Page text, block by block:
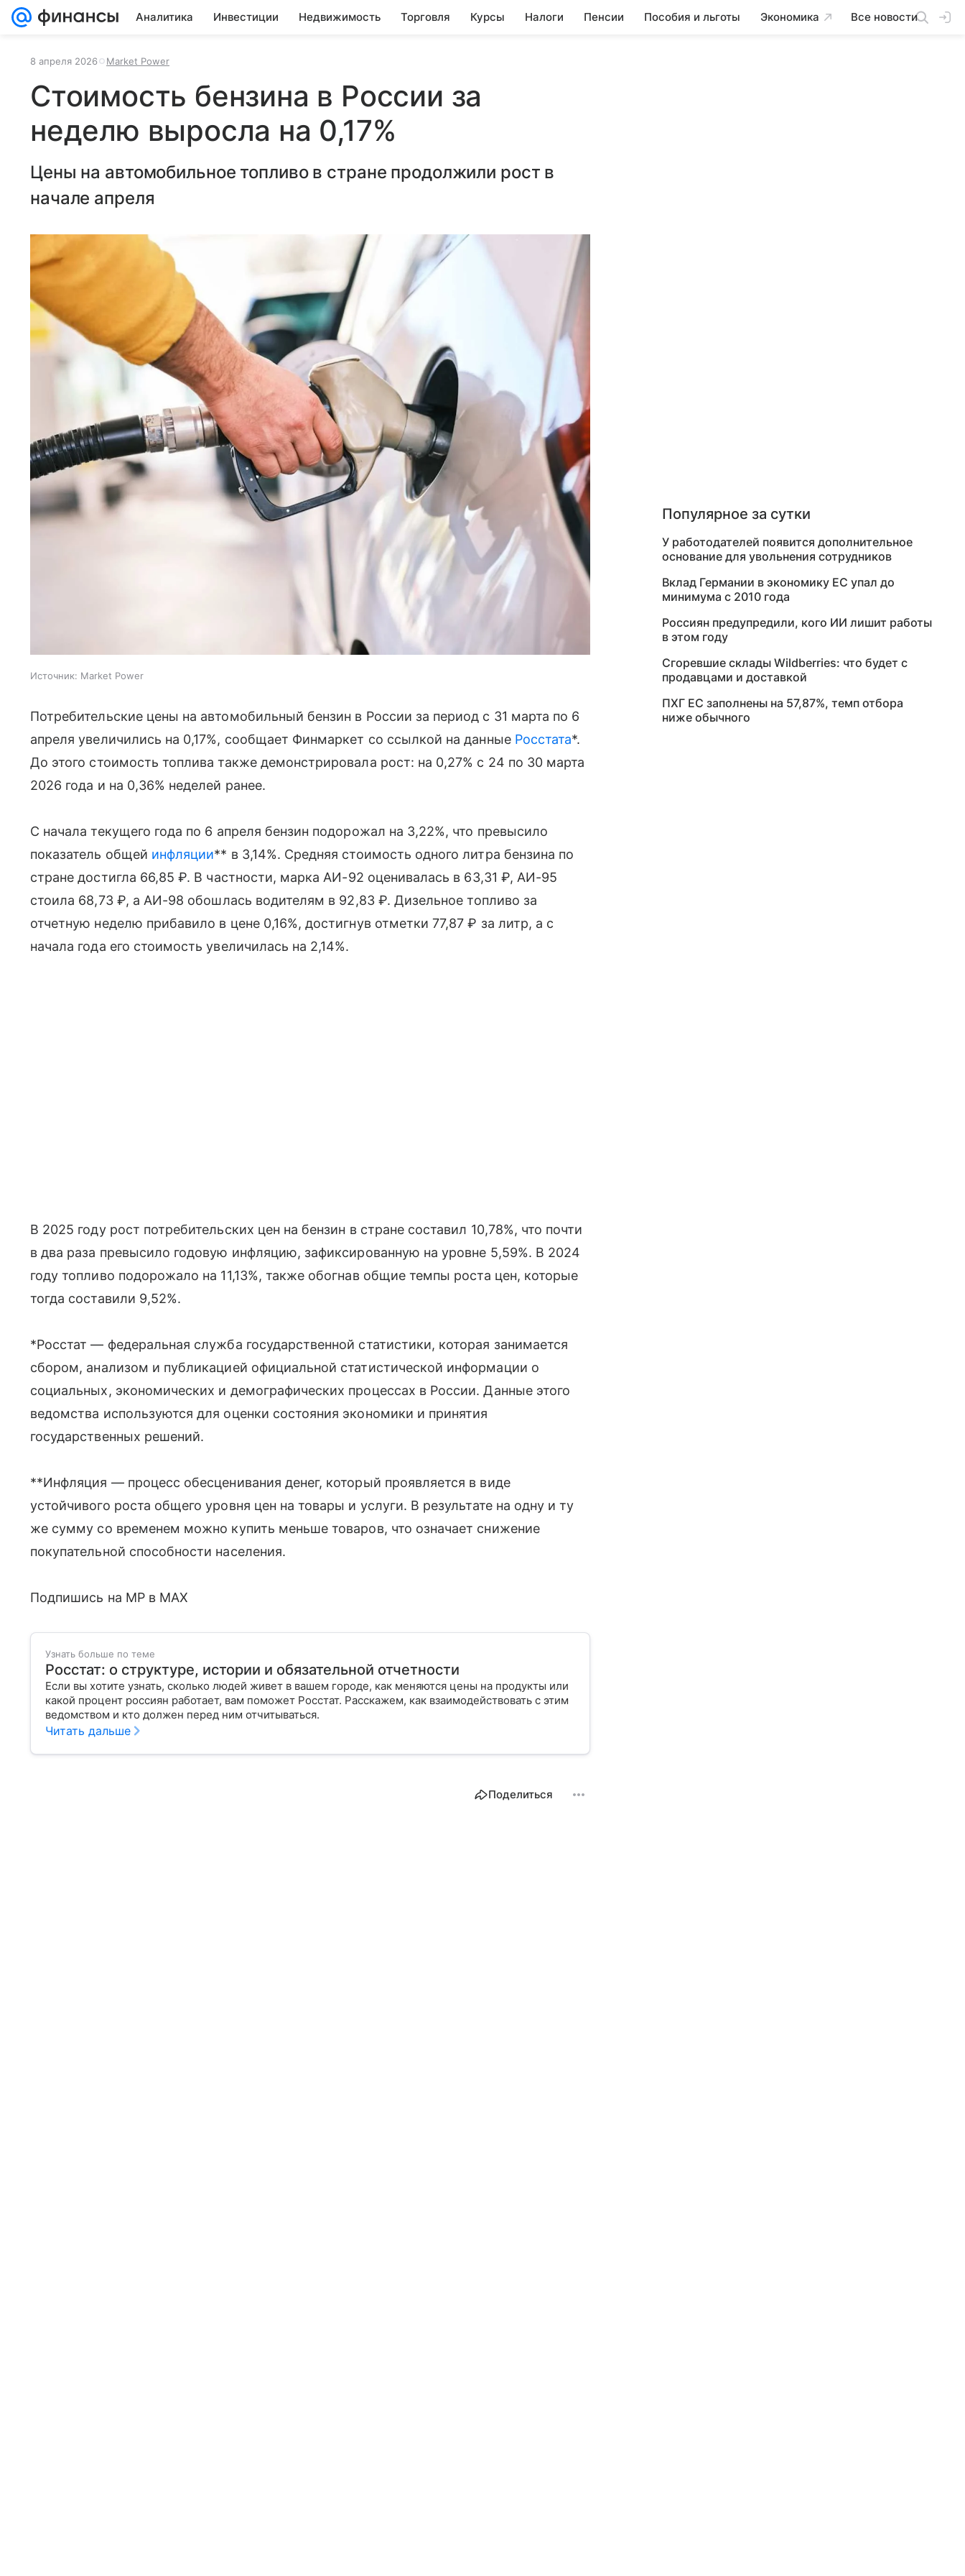
Аналитика Инвестиции Недвижимость Торговля Курсы Налоги Пенсии Пособия и льготы Экономика Все новости
8 апреля 2026 Market Power
Стоимость бензина в России за
неделю выросла на 0,17%
Цены на автомобильное топливо в стране продолжили рост в
начале апреля
Источник: Market Power
Потребительские цены на автомобильный бензин в России за период с 31 марта по 6
апреля увеличились на 0,17%, сообщает Финмаркет со ссылкой на данные Росстата*.
До этого стоимость топлива также демонстрировала рост: на 0,27% с 24 по 30 марта
2026 года и на 0,36% неделей ранее.
С начала текущего года по 6 апреля бензин подорожал на 3,22%, что превысило
показатель общей инфляции** в 3,14%. Средняя стоимость одного литра бензина по
стране достигла 66,85 ₽. В частности, марка АИ-92 оценивалась в 63,31 ₽, АИ-95
стоила 68,73 ₽, а АИ-98 обошлась водителям в 92,83 ₽. Дизельное топливо за
отчетную неделю прибавило в цене 0,16%, достигнув отметки 77,87 ₽ за литр, а с
начала года его стоимость увеличилась на 2,14%.
В 2025 году рост потребительских цен на бензин в стране составил 10,78%, что почти
в два раза превысило годовую инфляцию, зафиксированную на уровне 5,59%. В 2024
году топливо подорожало на 11,13%, также обогнав общие темпы роста цен, которые
тогда составили 9,52%.
*Росстат — федеральная служба государственной статистики, которая занимается
сбором, анализом и публикацией официальной статистической информации о
социальных, экономических и демографических процессах в России. Данные этого
ведомства используются для оценки состояния экономики и принятия
государственных решений.
**Инфляция — процесс обесценивания денег, который проявляется в виде
устойчивого роста общего уровня цен на товары и услуги. В результате на одну и ту
же сумму со временем можно купить меньше товаров, что означает снижение
покупательной способности населения.
Подпишись на MP в MAX
Узнать больше по теме
Росстат: о структуре, истории и обязательной отчетности
Если вы хотите узнать, сколько людей живет в вашем городе, как меняются цены на продукты или
какой процент россиян работает, вам поможет Росстат. Расскажем, как взаимодействовать с этим
ведомством и кто должен перед ним отчитываться.
Читать дальше
Поделиться
Популярное за сутки
У работодателей появится дополнительное
основание для увольнения сотрудников
Вклад Германии в экономику ЕС упал до
минимума с 2010 года
Россиян предупредили, кого ИИ лишит работы
в этом году
Сгоревшие склады Wildberries: что будет с
продавцами и доставкой
ПХГ ЕС заполнены на 57,87%, темп отбора
ниже обычного